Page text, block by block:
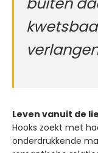
Leven vanuit de
Hooks zoekt met
onderdrukkende